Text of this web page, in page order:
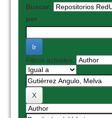
Buscar:
por
Filtros actuales: